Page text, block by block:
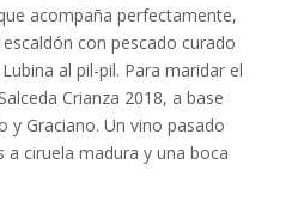
acompaña perfectamente,
con pescado curado
al pil-pil. Para maridar el
Crianza 2018, a base
y Graciano. Un vino pasado
ciruela madura y una boca